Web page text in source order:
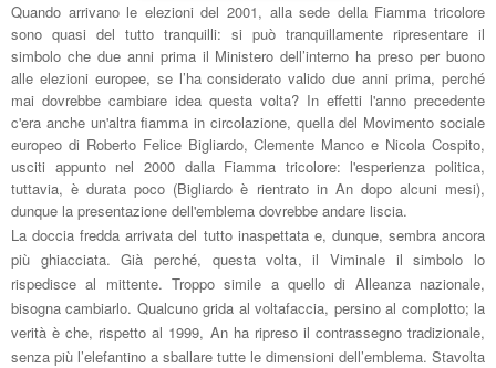
Quando arrivano le elezioni del 2001, alla sede della Fiamma tricolore
sono quasi del tutto tranquilli: si può tranquillamente ripresentare il
simbolo che due anni prima il Ministero dell’interno ha preso per buono
alle elezioni europee, se l’ha considerato valido due anni prima, perché
mai dovrebbe cambiare idea questa volta? In effetti l'anno precedente
c'era anche un'altra fiamma in circolazione, quella del Movimento sociale
europeo di Roberto Felice Bigliardo, Clemente Manco e Nicola Cospito,
usciti appunto nel 2000 dalla Fiamma tricolore: l'esperienza politica,
tuttavia, è durata poco (Bigliardo è rientrato in An dopo alcuni mesi),
dunque la presentazione dell'emblema dovrebbe andare liscia.
La doccia fredda arrivata del tutto inaspettata e, dunque, sembra ancora
più ghiacciata. Già perché, questa volta, il Viminale il simbolo lo
rispedisce al mittente. Troppo simile a quello di Alleanza nazionale,
bisogna cambiarlo. Qualcuno grida al voltafaccia, persino al complotto; la
verità è che, rispetto al 1999, An ha ripreso il contrassegno tradizionale,
senza più l’elefantino a sballare tutte le dimensioni dell’emblema. Stavolta